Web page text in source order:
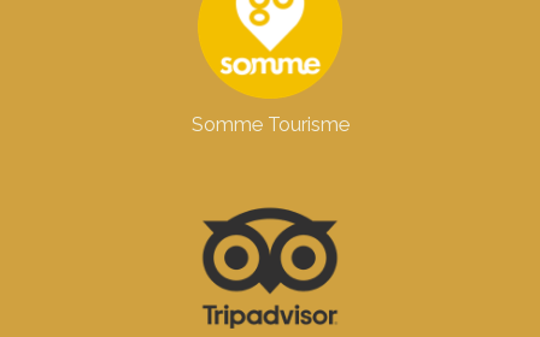
Somme Tourisme